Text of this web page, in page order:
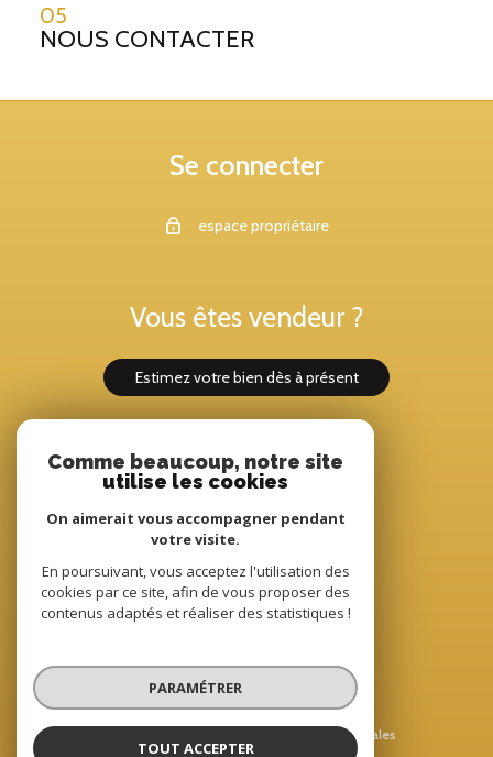
05
NOUS CONTACTER
Se connecter
espace propriétaire
Vous êtes vendeur ?
estimez votre bien dès à présent
Adhérents
© 2022
Tous droits réservés
Mentions légales
Comme beaucoup, notre site
utilise les cookies
On aimerait vous accompagner pendant
votre visite.
En poursuivant, vous acceptez l'utilisation des
cookies par ce site, afin de vous proposer des
contenus adaptés et réaliser des statistiques !
PARAMÉTRER
TOUT ACCEPTER